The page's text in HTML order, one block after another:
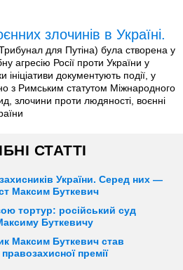
злочинів в Україні.
для Путіна) була створена у
агресію Росії проти України у
документують події, у
з Римським статутом Міжнародного
злочини проти людяності, воєнні
СТАТТІ
України. Серед них —
Максим Буткевич
тортур: російський суд
Буткевичу
Максим Буткевич став
премії